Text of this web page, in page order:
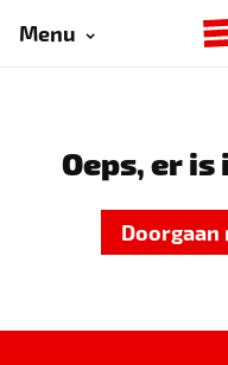
Menu
Oeps, er is
Doorgaan